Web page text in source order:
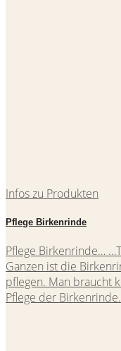
Infos zu Produkten
Pflege Birkenrinde
Pflege Birkenrinde…
Ganzen ist die
pflegen. Man braucht
Pflege der